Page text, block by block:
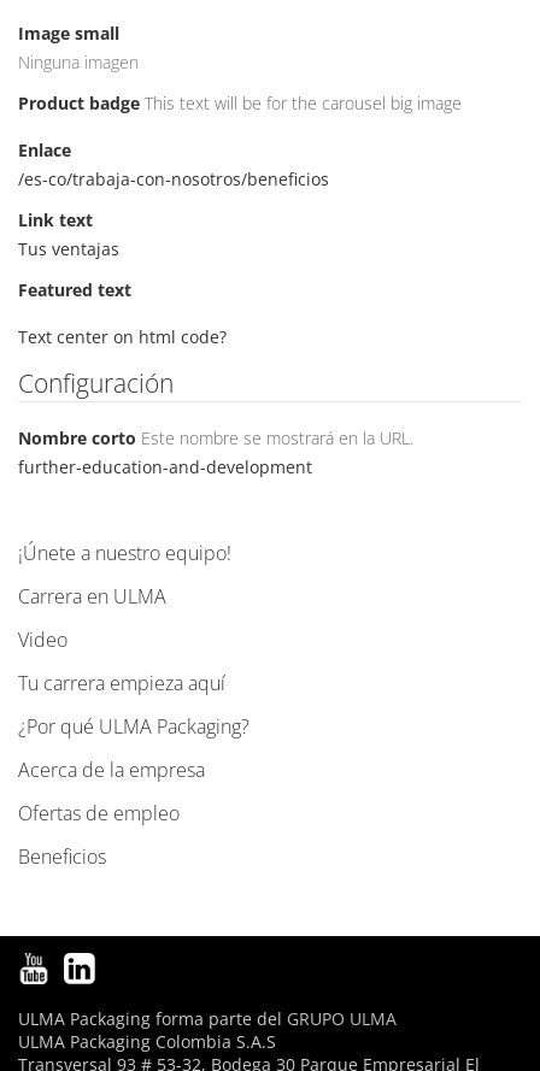
Image small
Ninguna imagen
Product badge This text will be for the carousel big image
Enlace
/es-co/trabaja-con-nosotros/beneficios
Link text
Tus ventajas
Featured text
Text center on html code?
Configuración
Nombre corto Este nombre se mostrará en la URL.
further-education-and-development
N
a
e
g
c
i
ó
¡Únete a nuestro equipo!
Carrera en ULMA
Video
Tu carrera empieza aquí
¿Por qué ULMA Packaging?
Acerca de la empresa
Ofertas de empleo
Beneficios
ULMA Packaging forma parte del GRUPO ULMA
ULMA Packaging Colombia S.A.S
Transversal 93 # 53-32, Bodega 30 Parque Empresarial El